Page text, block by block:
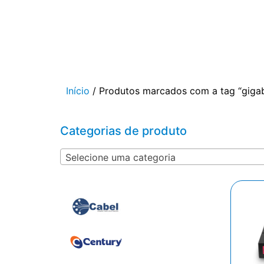
Início / Produtos marcados com a tag
Categorias de produto
Selecione uma categoria